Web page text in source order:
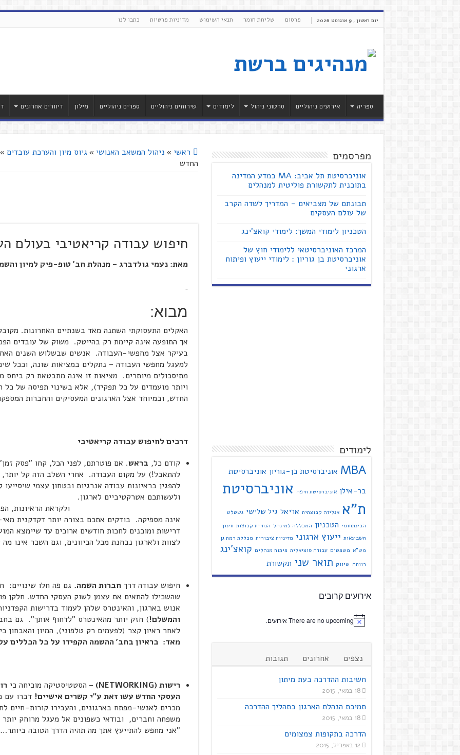
יום ראשון , 9 אוגוסט 2026 פרסום שליחת חומר תנאי השימוש מדיניות פרטיות כתבו לנו
ספריה אירועים ניהוליים סרטוני ניהול לימודים שירותים ניהוליים ספרים ניהוליים מילון דיוורים אחרונים
ראשי » ניהול המשאב האנושי » גיוס מיון והערכת עובדים
החדש
חיפוש עבודה קריאטיבי בעולם
מאת: נעמי גולדברג – מנהלת חב' טופ-פיק למיון
מבוא:
האקלים התעסוקתי השתנה מאד בשנתיים האחרונות.
אך התופעה אינה קיימת רק בהייטק. משוק של עובדים
בעיקר אצל מחפשי-העבודה. אנשים שבשלוש השנים
למעגל מחפשי העבודה – נתקלים במציאות שונה, וככל
מתיסכולים מיותרים. מציאות זו אינה מתבטאת רק ביחס
ויותר מועמדים על כל תפקיד), אלא בשינוי תפיסה של
החדש, ובמיוחד אצל הארגונים המעסיקים והחברות
דרכים לחיפוש עבודה קריאטיבי
קודם כל, בראש. אם פוטרתם, לפני הכל, קחו "פסק
להתאבל!) על מקום העבודה. אחרי השלב הזה קל יותר,
להפגין בראיונות עבודה אנרגיות ובטחון עצמי
ולעשותכם אטרקטיביים
ולקראת הראיונות, הפנימו את
אינה מספיקה. בודקים אתכם בצורה יותר דקדקנית
דרישות ומוכנים לחכות חודשים ארוכים עד שיימצא
לצוות ולארגון נבחנת מכל הכיוונים, וגם השכר אינו
חיפוש עבודה דרךחברות השמה. גם פה חלו שינויים:
שהשכילו להתאים את עצמן לשוק העסקי החדש. חלקן
אנוש בארגון, והאינטרס שלהן לעמוד בדרישות
והמשלם!) חזק יותר מהאינטרס "לדחוף אותך". גם
לאחר ראיון קצר (לפעמים רק טלפוני), המיון והאבחון
מאד: בראיון בחב' ההשמה הקפידו על כל הכללים
רישות (NETWORKING) – הסטטיסטיקה מוכיחה כי
העסקי החדש עשו זאת ע"י קשרים אישיים! דברו עם
מכרים לאנשי-מפתח בארגונים, והעבירו קורות-
משפחה וחברים, ובודאי כשפונים אל מעגל מרוחק יותר
"אני מחפש להתייעץ אתך מה תהיה הדרך הטובה
מפרסמים
אוניברסיטת תל אביב: MA במדע המדינה
בתוכנית לתקשורת פוליטית למנהלים
תבונתם של מצביאים - המדריך לשדה הקרב
של עולם העסקים
הטכניון לימודי המשך: לימודי קואצ'ינג
המרכז האוניברסיטאי ללימודי חוץ של
אוניברסיטת בן גוריון : לימודי ייעוץ ופיתוח
ארגוני
לימודים
MBA אוניברסיטת בן-גוריון אוניברסיטת
בר-אילן אוניברסיטת חיפה אוניברסיטת
ת"א אנליזה קבוצתית אריאל גיל שלישי גשטלט
הבינתחומי הטכניון המכללה למינהל הנחיית קבוצות חינוך
חשבונאות ייעוץ ארגוני מדיניות ציבורית מכללת רמת גן
מש"א משפטים עבודה סוציאלית פיתוח מנהלים קואצ'ינג
רווחה שיווק תואר שני תקשורת
אירועים קרובים
There are no upcoming אירועים.
נצפים אחרונים
תגובות
חשיבות ההדרכה בעת מיתון
18 במאי, 2015
תמיכת הנהלת הארגון בתהליך ההדרכה
18 במאי, 2015
הדרכה בתקופות צמצומים
12 באפריל, 2015